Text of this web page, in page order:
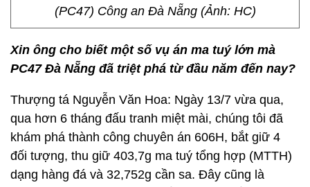
(PC47) Công an Đà Nẵng (Ảnh: HC)
Xin ông cho biết một số vụ án ma tuý lớn mà
PC47 Đà Nẵng đã triệt phá từ đầu năm đến nay?
Thượng tá Nguyễn Văn Hoa: Ngày 13/7 vừa qua,
qua hơn 6 tháng đấu tranh miệt mài, chúng tôi đã
khám phá thành công chuyên án 606H, bắt giữ 4
đối tượng, thu giữ 403,7g ma tuý tổng hợp (MTTH)
dạng hàng đá và 32,752g cần sa. Đây cũng là